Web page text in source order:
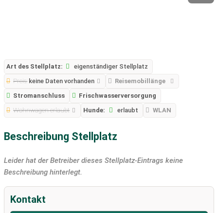
Art des Stellplatz:
eigenständiger Stellplatz
Preis: keine Daten vorhanden
Reisemobillänge
Stromanschluss
Frischwasserversorgung
Wohnwagen erlaubt
Hunde: erlaubt WLAN
Beschreibung Stellplatz
Leider hat der Betreiber dieses Stellplatz-Eintrags keine
Beschreibung hinterlegt.
Kontakt